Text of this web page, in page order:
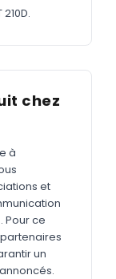
chez
à
et
Pour ce
un